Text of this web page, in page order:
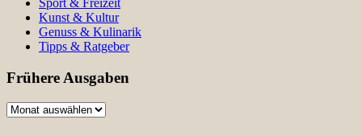
Sport & Freizeit
Kunst & Kultur
Genuss & Kulinarik
Tipps & Ratgeber
Frühere Ausgaben
Frühere